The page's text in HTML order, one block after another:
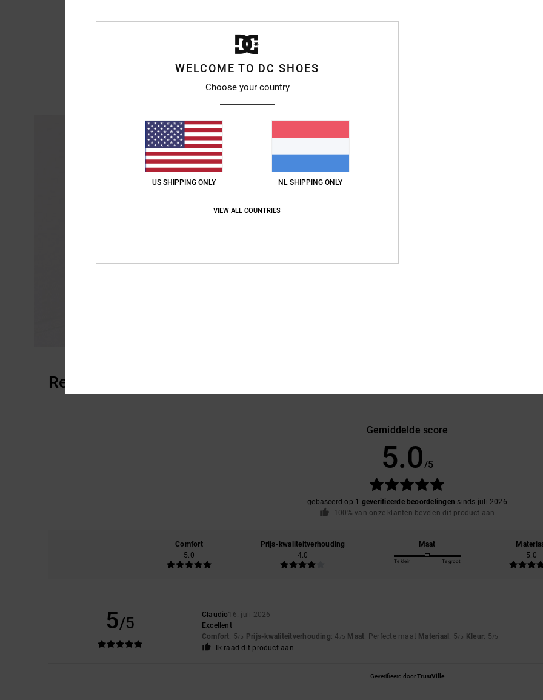
Reviews van klanten
Gemiddelde score
5.0/5
gebaseerd op 1 geverifieerde beoordelingen sinds juli 2026
100% van onze klanten bevelen dit product aan
Comfort
5.0
Prijs-kwaliteitverhouding
4.0
Maat
Te klein Te groot
5.0
5/5 Claudio16. juli 2026
Excellent
Comfort: 5/5 Prijs-kwaliteitverhouding: 4 /5 Maat: Perfecte maat Materiaal : 5/5 Kleur: 5/5
Ik raad dit product aan
Geverifieerd doorTrustVille
WELCOME TO DC SHOES
Choose your country
US SHIPPING ONLY NL SHIPPING ONLY
VIEW ALL COUNTRIES